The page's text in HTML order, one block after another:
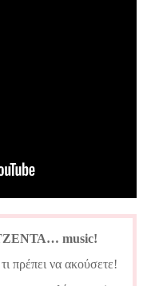
music!
πρέπει να ακούσετε!